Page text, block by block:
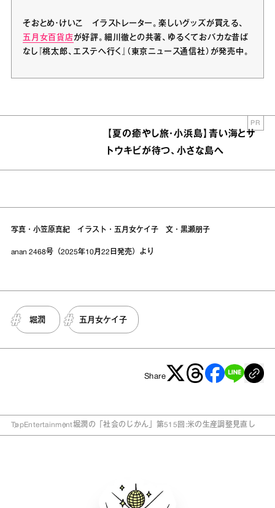
そおとめ・けいこ イラストレーター。楽しいグッズが買える、
五月女百貨店 が好評。細川徹との共著、ゆるくておバカな昔ば
なし『桃太郎、エステへ行く』（東京ニュース通信社）が発売中。
【夏の癒やし旅・小浜島】青い海とサ
トウキビが待つ、小さな島へ
PR
写真・小笠原真紀 イラスト・五月女ケイ子 文・黒瀬朋子
anan 2468号（2025年10月22日発売）より
堀潤 五月女ケイ子
Share
TopEntertainment堀潤の「社会のじかん」第515回:米の生産調整見直し